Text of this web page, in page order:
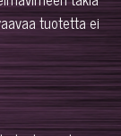
tuotetta ei